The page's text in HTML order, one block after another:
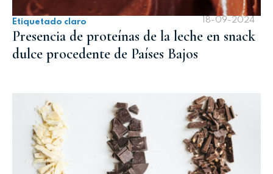
Etiquetado claro 18-09-2024
Presencia de proteínas de la leche en snack
dulce procedente de Países Bajos